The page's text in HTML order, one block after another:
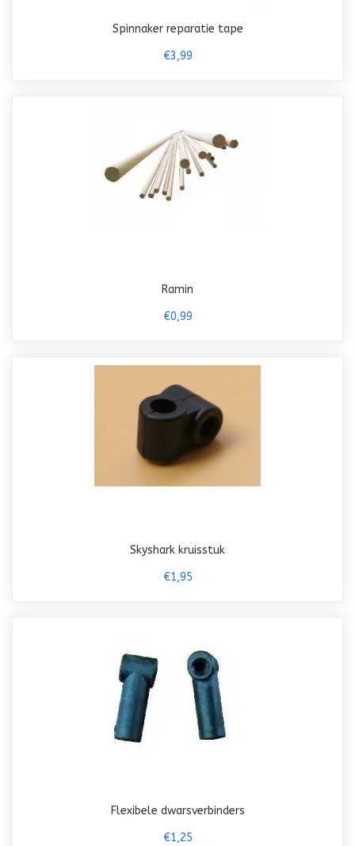
Spinnaker reparatie tape
€3,99
Ramin
€0,99
Skyshark kruisstuk
€1,95
Flexibele dwarsverbinders
€1,25